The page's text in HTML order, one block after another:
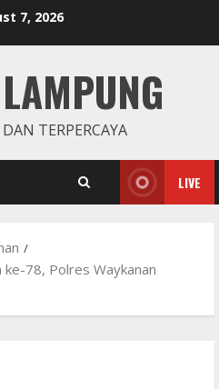
7, 2026
TERPERCAYA
LIVE
78, Polres Waykanan